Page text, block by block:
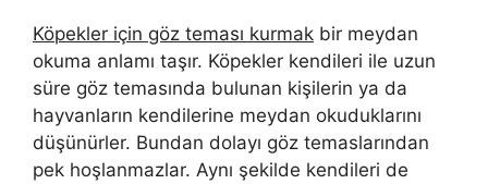
Köpekler için göz teması kurmak bir meydan
okuma anlamı taşır. Köpekler kendileri ile uzun
süre göz temasında bulunan kişilerin ya da
hayvanların kendilerine meydan okuduklarını
düşünürler. Bundan dolayı göz temaslarından
pek hoşlanmazlar. Aynı şekilde kendileri de